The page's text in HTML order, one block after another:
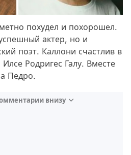
похудел и похорошел.
актер, но и
поэт. Каллони счастлив в
Родригес Галу. Вместе
Педро.
внизу